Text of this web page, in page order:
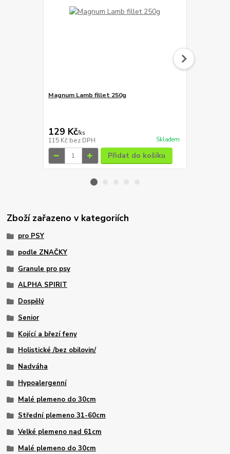
Magnum Lamb fillet 250g
129 Kč/ks
115 Kč bez DPH Skladem
Přidat do košíku
Zboží zařazeno v kategoriích
pro PSY
podle ZNAČKY
Granule pro psy
ALPHA SPIRIT
Dospělý
Senior
Kojící a březí feny
Holistické /bez obilovin/
Nadváha
Hypoalergenní
Malé plemeno do 30cm
Střední plemeno 31-60cm
Velké plemeno nad 61cm
Malé plemeno do 30cm